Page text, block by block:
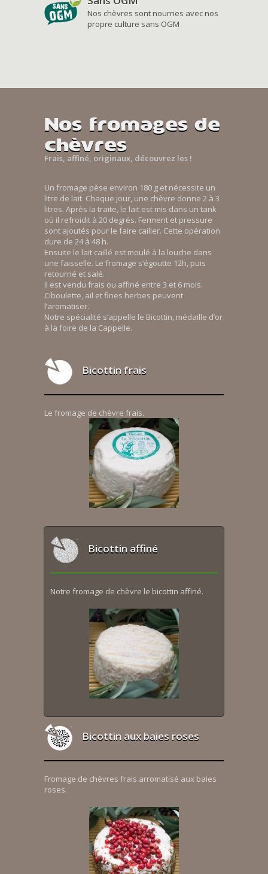
Nos chèvres sont nourries avec nos
propre culture sans OGM
Nos fromages de
chèvres
Frais, affiné, originaux, découvrez les !
Un fromage pèse environ 180 g et nécessite un
litre de lait. Chaque jour, une chèvre donne 2 à 3
litres. Après la traite, le lait est mis dans un tank
où il refroidit à 20 degrés. Ferment et pressure
sont ajoutés pour le faire cailler. Cette opération
dure de 24 à 48 h.
Ensuite le lait caillé est moulé à la louche dans
une faisselle. Le fromage s’égoutte 12h, puis
retourné et salé.
Il est vendu frais ou affiné entre 3 et 6 mois.
Ciboulette, ail et fines herbes peuvent
l’aromatiser.
Notre spécialité s’appelle le Bicottin, médaille d’or
à la foire de la Cappelle.
Bicottin frais
Le fromage de chèvre frais.
Bicottin affiné
Notre fromage de chèvre le bicottin affiné.
Bicottin aux baies roses
Fromage de chèvres frais arromatisé aux baies
roses.